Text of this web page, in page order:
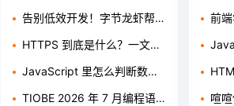
告别低效开发！字节龙虾帮开发者效率拉满
HTTPS 到底是什么？一文读懂加密、证书与握手过程
JavaScript 里怎么判断数组是否为空？3 种方法一次讲清
TIOBE 2026 年 7 月编程语言榜单出炉：Python 稳居第一，Rust 首进前十
前
喧